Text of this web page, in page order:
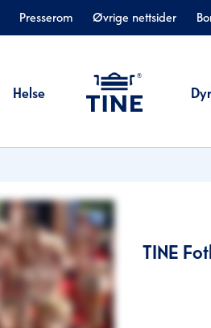
Presserom Øvrige nettsider
Helse
TINE